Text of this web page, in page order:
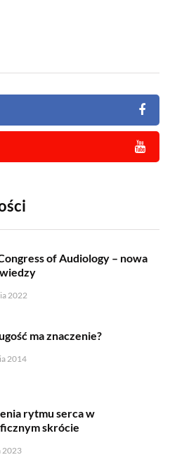
of Audiology – nowa
2022
ma znaczenie?
2014
rytmu serca w
skrócie
2023